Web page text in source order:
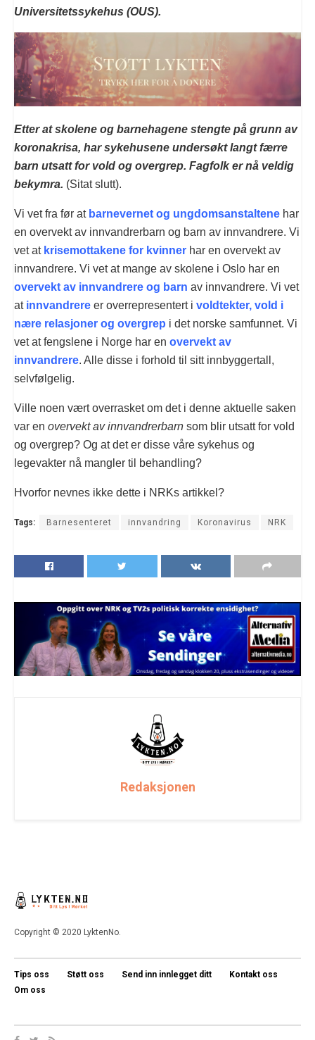
Universitetssykehus (OUS).
Etter at skolene og barnehagene stengte på grunn av
koronakrisa, har sykehusene undersøkt langt færre
barn utsatt for vold og overgrep. Fagfolk er nå veldig
bekymra. (Sitat slutt).
Vi vet fra før at barnevernet og ungdomsanstaltene har
en overvekt av innvandrerbarn og barn av innvandrere. Vi
vet at krisemottakene for kvinner har en overvekt av
innvandrere. Vi vet at mange av skolene i Oslo har en
overvekt av innvandrere og barn av innvandrere. Vi vet
at innvandrere er overrepresentert i voldtekter, vold i
nære relasjoner og overgrep i det norske samfunnet. Vi
vet at fengslene i Norge har en overvekt av
innvandrere. Alle disse i forhold til sitt innbyggertall,
selvfølgelig.
Ville noen vært overrasket om det i denne aktuelle saken
var en overvekt av innvandrerbarn som blir utsatt for vold
og overgrep? Og at det er disse våre sykehus og
legevakter nå mangler til behandling?
Hvorfor nevnes ikke dette i NRKs artikkel?
Tags: Barnesenteret innvandring Koronavirus NRK
Redaksjonen
Copyright © 2020 LyktenNo.
Tips oss Støtt oss Send inn innlegget ditt
Kontakt oss
Om oss